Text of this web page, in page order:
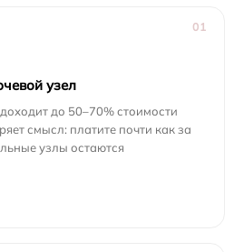
01
узел
до 50–70% стоимости
смысл: платите почти как за
узлы остаются